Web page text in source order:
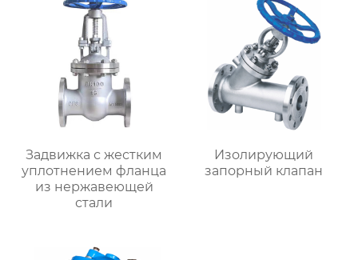
Задвижка с жестким
уплотнением фланца
из нержавеющей
стали
Изолирующий
запорный клапан